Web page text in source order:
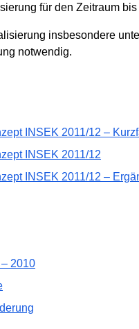
für den Zeitraum bis
insbesondere
notwendig.
INSEK 2011/12 –
INSEK 2011/12
INSEK 2011/12 –
2010